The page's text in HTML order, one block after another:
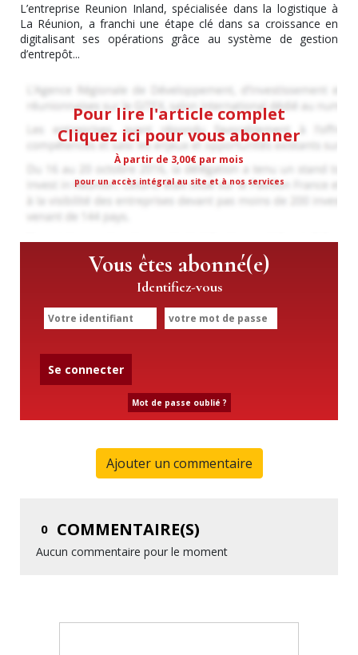
L’entreprise Reunion Inland, spécialisée dans la logistique à
La Réunion, a franchi une étape clé dans sa croissance en
digitalisant ses opérations grâce au système de gestion
d’entrepôt...
Pour lire l'article complet
Cliquez ici pour vous abonner
À partir de 3,00€ par mois
pour un accès intégral au site et à nos services
Vous êtes abonné(e)
Identifiez-vous
Se connecter
Mot de passe oublié ?
Ajouter un commentaire
0 COMMENTAIRE(S)
Aucun commentaire pour le moment